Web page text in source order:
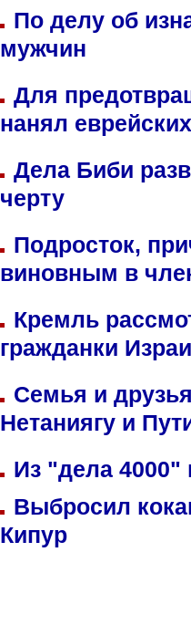
По делу об
мужчин
Для
нанял
Дела Биби
черту
Подросток,
виновным в
Кремль
гражданки
Семья и
Нетаниягу и
Из "дела 4000"
Выбросил
Кипур